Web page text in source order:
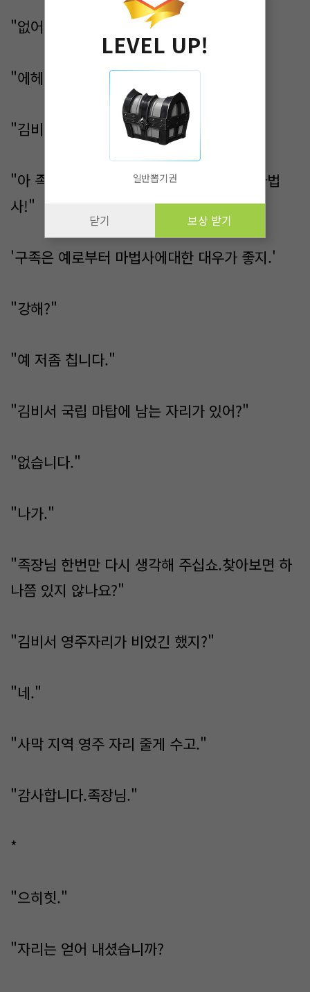
"없어.나가."
"에헤이 이러지 마시고 잘 생각해 보세요."
"김비서!이사람 끌어내!"
"아 족장님족장님족장님!저 마법사마법사마법
사!"
'구족은 예로부터 마법사에대한 대우가 좋지.'
"강해?"
"예 저좀 칩니다."
"김비서 국립 마탑에 남는 자리가 있어?"
"없습니다."
"나가."
"족장님 한번만 다시 생각해 주십쇼.찾아보면 하
나쯤 있지 않나요?"
"김비서 영주자리가 비었긴 했지?"
"네."
"사막 지역 영주 자리 줄게 수고."
"감사합니다.족장님."
*
"으히힛."
"자리는 얻어 내셨습니까?
LEVEL UP!
일반뽑기권
닫기 보상 받기